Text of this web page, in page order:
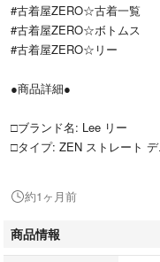
#古着屋ZERO☆古着一覧
#古着屋ZERO☆ボトムス
#古着屋ZERO☆リー
●商品詳細●
□ブランド名: Lee リー
□タイプ: ZEN ストレート
□表記サイズ: W31L34
□実寸:
ウエスト 約84cm
約1ヶ月前
商品情報